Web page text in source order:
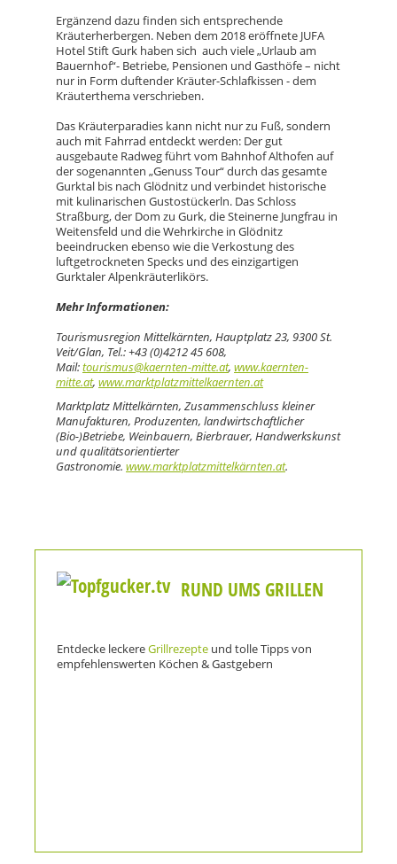
Ergänzend dazu finden sich entsprechende
Kräuterherbergen. Neben dem 2018 eröffnete JUFA
Hotel Stift Gurk haben sich auch viele „Urlaub am
Bauernhof“- Betriebe, Pensionen und Gasthöfe – nicht
nur in Form duftender Kräuter-Schlafkissen - dem
Kräuterthema verschrieben.
Das Kräuterparadies kann nicht nur zu Fuß, sondern
auch mit Fahrrad entdeckt werden: Der gut
ausgebaute Radweg führt vom Bahnhof Althofen auf
der sogenannten „Genuss Tour“ durch das gesamte
Gurktal bis nach Glödnitz und verbindet historische
mit kulinarischen Gustostückerln. Das Schloss
Straßburg, der Dom zu Gurk, die Steinerne Jungfrau in
Weitensfeld und die Wehrkirche in Glödnitz
beeindrucken ebenso wie die Verkostung des
luftgetrockneten Specks und des einzigartigen
Gurktaler Alpenkräuterlikörs.
Mehr Informationen:
Tourismusregion Mittelkärnten, Hauptplatz 23, 9300 St.
Veit/Glan, Tel.: +43 (0)4212 45 608,
Mail:tourismus@kaernten-mitte.at, www.kaernten-
mitte.at, www.marktplatzmittelkaernten.at
Marktplatz Mittelkärnten, Zusammenschluss kleiner
Manufakturen, Produzenten, landwirtschaftlicher
(Bio-)Betriebe, Weinbauern, Bierbrauer, Handwerkskunst
und qualitätsorientierter
Gastronomie. www.marktplatzmittelkärnten.at.
RUND UMS GRILLEN
Entdecke leckereGrillrezepte und tolle Tipps von
empfehlenswerten Köchen & Gastgebern